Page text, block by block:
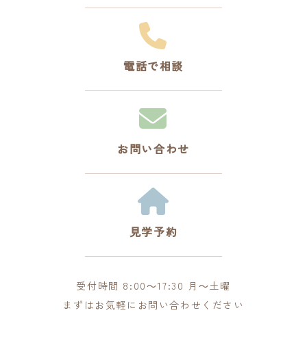
電話で相談
お問い合わせ
見学予約
受付時間 8:00～17:30 月～土曜
まずはお気軽にお問い合わせください